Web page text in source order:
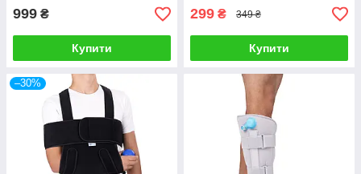
999 ₴
Купити
299 ₴ 349 ₴
Купити
–30%